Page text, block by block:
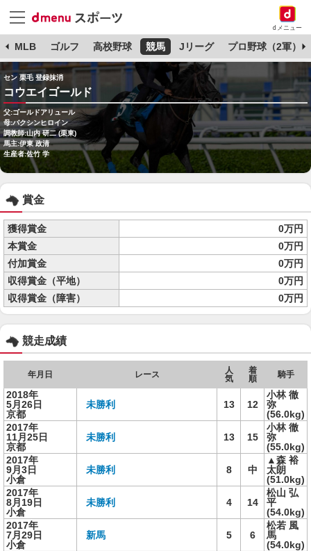
dメニュー
MLB ゴルフ 高校野球 競馬 Jリーグ プロ野球（2軍）
セン 栗毛 登録抹消
コウエイゴールド
父:ゴールドアリュール
母:バクシンヒロイン
調教師:山内 研二 (栗東)
馬主:伊東 政清
生産者:佐竹 学
賞金
獲得賞金
0万円
本賞金
0万円
付加賞金
0万円
収得賞金（平地）
0万円
収得賞金（障害）
0万円
競走成績
年月日 レース
人
気
着
順
騎手
2018年
5月26日
京都
未勝利 13 12
小林 徹
弥
(56.0kg)
2017年
11月25日
京都
未勝利 13 15
小林 徹
弥
(55.0kg)
2017年
9月3日
小倉
未勝利 8 中
▲森 裕
太朗
(51.0kg)
2017年
8月19日
小倉
未勝利 4 14
松山 弘
平
(54.0kg)
2017年
7月29日
小倉
新馬 5 6
松若 風
馬
(54.0kg)